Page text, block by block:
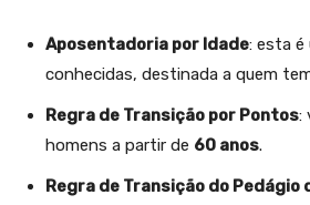
Aposentadoria por Idade: esta é
conhecidas, destinada a quem
Regra de Transição por Pontos:
homens a partir de 60 anos.
Regra de Transição do Pedágio